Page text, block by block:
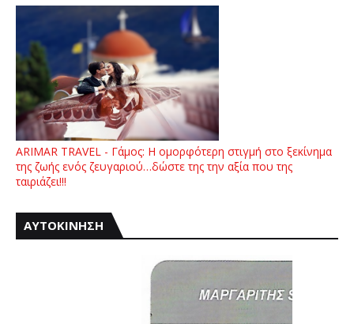
ARIMAR TRAVEL - Γάμος: Η ομορφότερη στιγμή στο ξεκίνημα
της ζωής ενός ζευγαριού…δώστε της την αξία που της
ταιριάζει!!!
ΑΥΤΟΚΙΝΗΣΗ